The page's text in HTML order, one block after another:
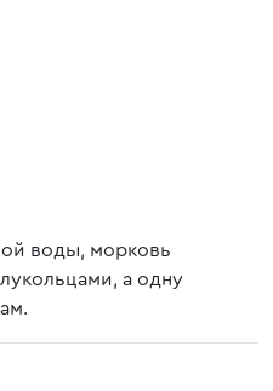
воды, морковь
а одну